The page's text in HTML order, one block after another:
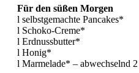
Für den süßen Morgen
l selbstgemachte Pancakes*
l Schoko-Creme*
l Erdnussbutter*
l Honig*
l Marmelade* – abwechselnd